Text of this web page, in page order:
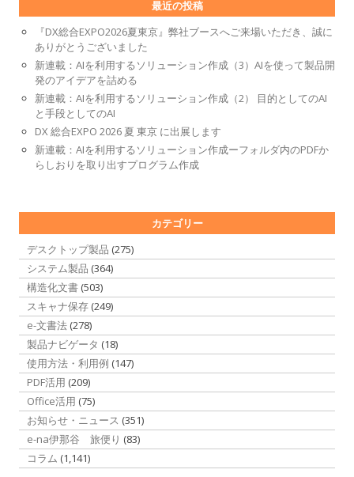
最近の投稿
『DX総合EXPO2026夏東京』弊社ブースへご来場いただき、誠に
ありがとうございました
新連載：AIを利用するソリューション作成（3）AIを使って製品開
発のアイデアを詰める
新連載：AIを利用するソリューション作成（2） 目的としてのAI
と手段としてのAI
DX 総合EXPO 2026 夏 東京 に出展します
新連載：AIを利用するソリューション作成ーフォルダ内のPDFか
らしおりを取り出すプログラム作成
カテゴリー
デスクトップ製品 (275)
システム製品 (364)
構造化文書 (503)
スキャナ保存 (249)
e-文書法 (278)
製品ナビゲータ (18)
使用方法・利用例 (147)
PDF活用 (209)
Office活用 (75)
お知らせ・ニュース (351)
e-na伊那谷 旅便り (83)
コラム (1,141)